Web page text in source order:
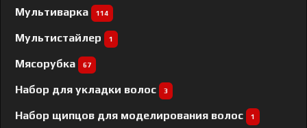
Мультиварка 114
Мультистайлер 1
Мясорубка 67
Набор для укладки волос 3
Набор щипцов для моделирования волос 1